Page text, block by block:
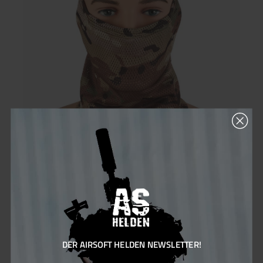
bieten Platz für Patches oder Kennzeichnungen.Zusätzliche
Tarnung: Vegetationsschlaufen ermöglichen eine noch bessere
Anpassung an die Umgebung.Highlights:Exzellente
TarnfähigkeitenWetterfest und schützendHervorragende
Belüftung für hohen TragekomfortFlexibler Rand für individuelle
AnpassungPraktische Innen-Meshtasche für kleine
GegenständeVerstellbarer Kopfumfang mit KordelzugDrei
Klettflächen für Patches oder
IdentifikationsmerkmaleVegetationsschlaufen zur Verstärkung
der TarnungMaterial:65 % Baumwolle, 35 % Polyester
Cygnus Armory Tube Scarf
Entfessle dein volles Potenzial. Beherrsche das Spielfeld.Der
Tactical TubeScarf ist die perfekte Kombination aus
Spitzenleistung und überragendem Tragekomfort. Entwickelt
für Airsoft-Fans, ist diese innovative Schutzmaske die ideale
Ergänzung für dein taktisches Loadout.Hauptmerkmale:Perfekt
für dein Loadout:Passe dich jeder Umgebung an mit exklusiven,
realistischen Tarnmustern.Bleib kühl und
DER AIRSOFT HELDEN NEWSLETTER!